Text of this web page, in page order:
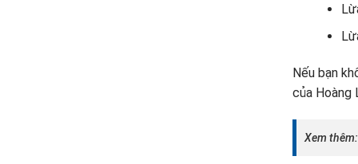
Nếu bạn
của Hoàng
Xem